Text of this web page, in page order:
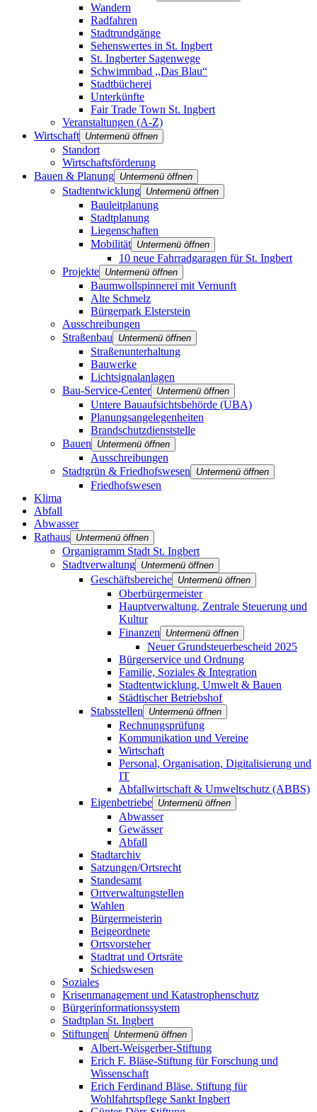
Wandern
Radfahren
Stadtrundgänge
Sehenswertes in St. Ingbert
St. Ingberter Sagenwege
Schwimmbad ,,Das Blau“
Stadtbücherei
Unterkünfte
Fair Trade Town St. Ingbert
Veranstaltungen (A-Z)
Wirtschaft Untermenü öffnen
Standort
Wirtschaftsförderung
Bauen & Planung Untermenü öffnen
Stadtentwicklung Untermenü öffnen
Bauleitplanung
Stadtplanung
Liegenschaften
Mobilität Untermenü öffnen
10 neue Fahrradgaragen für St. Ingbert
Projekte Untermenü öffnen
Baumwollspinnerei mit Vernunft
Alte Schmelz
Bürgerpark Elsterstein
Ausschreibungen
Straßenbau
Untermenü öffnen
Straßenunterhaltung
Bauwerke
Lichtsignalanlagen
Bau-Service-Center Untermenü öffnen
Untere Bauaufsichtsbehörde (UBA)
Planungsangelegenheiten
Brandschutz­dienststelle
Bauen
Untermenü öffnen
Ausschreibungen
Stadtgrün & Friedhofswesen
Untermenü öffnen
Friedhofswesen
Klima
Abfall
Abwasser
Rathaus Untermenü öffnen
Organigramm Stadt St. Ingbert
Stadtverwaltung Untermenü öffnen
Geschäftsbereiche Untermenü öffnen
Oberbürgermeister
Hauptverwaltung, Zentrale Steuerung und
Kultur
Finanzen
Untermenü öffnen
Neuer Grundsteuerbescheid 2025
Bürgerservice und Ordnung
Familie, Soziales & Integration
Stadtentwicklung, Umwelt & Bauen
Städtischer Betriebshof
Stabsstellen
Untermenü öffnen
Rechnungsprüfung
Kommunikation und Vereine
Wirtschaft
Personal, Organisation, Digitalisierung und
IT
Abfallwirtschaft & Umweltschutz (ABBS)
Eigenbetriebe Untermenü öffnen
Abwasser
Gewässer
Abfall
Stadtarchiv
Satzungen/Ortsrecht
Standesamt
Ortverwaltungstellen
Wahlen
Bürgermeisterin
Beigeordnete
Ortsvorsteher
Stadtrat und Ortsräte
Schiedswesen
Soziales
Krisenmanagement und Katastrophenschutz
Bürgerinformationssystem
Stadtplan St. Ingbert
Stiftungen
Untermenü öffnen
Albert-Weisgerber-Stiftung
Erich F. Bläse-Stiftung für Forschung und
Wissenschaft
Erich Ferdinand Bläse. Stiftung für
Wohlfahrtspflege Sankt Ingbert